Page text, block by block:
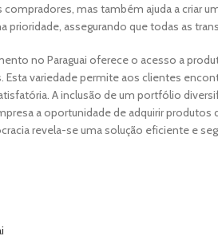
mas também ajuda a criar
prioridade, assegurando que todas as
no Paraguai oferece o acesso a
Esta variedade permite aos clientes
A inclusão de um portfólio
a oportunidade de adquirir
revela-se uma solução eficiente e